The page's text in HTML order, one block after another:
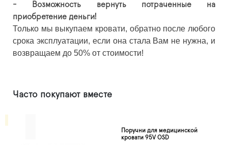
- Возможность вернуть потраченные на
приобретение деньги!
Только мы выкупаем кровати, обратно после любого
срока эксплуатации, если она стала Вам не нужна, и
возвращаем до 50% от стоимости!
Часто покупают вместе
Поручни для медицинской
кровати 95V OSD